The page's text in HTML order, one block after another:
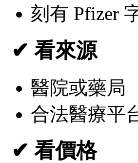
刻有 Pfizer
✔ 看來源
醫院或藥局
合法醫療平
✔ 看價格